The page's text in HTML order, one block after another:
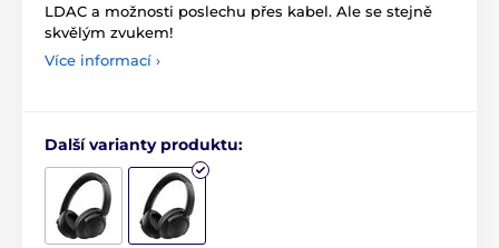
LDAC a možnosti poslechu přes kabel. Ale se stejně
skvělým zvukem!
Více informací ›
Další varianty produktu: